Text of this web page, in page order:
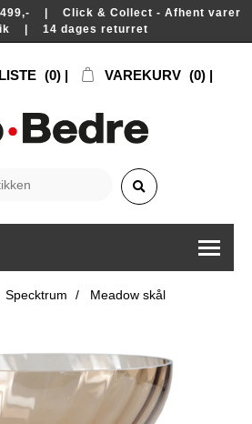
499,- | Click & Collect - Afhent varer
| 14 dages returret
(0) VAREKURV (0)
Specktrum / Meadow skål